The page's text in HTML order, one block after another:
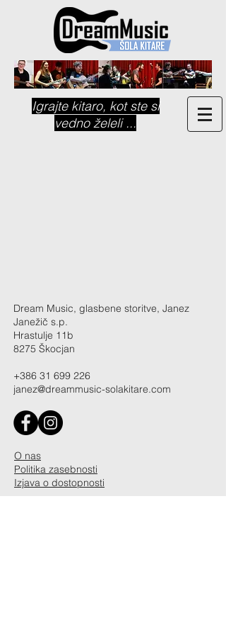
Igrajte kitaro, kot ste si
vedno želeli ...
Dream Music, glasbene storitve, Janez
Janežič s.p.
Hrastulje 11b
8275 Škocjan
+386 31 699 226
janez@dreammusic-solakitare.com
O nas
Politika zasebnosti
Izjava o dostopnosti